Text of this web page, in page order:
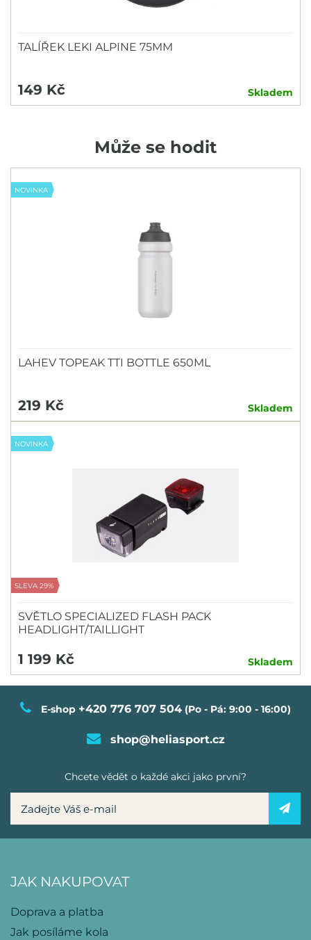
TALÍŘEK LEKI ALPINE 75MM
149 Kč Skladem
Může se hodit
NOVINKA
LAHEV TOPEAK TTI BOTTLE 650ML
219 Kč Skladem
NOVINKA
SLEVA 29%
SVĚTLO SPECIALIZED FLASH PACK
HEADLIGHT/TAILLIGHT
1 199 Kč Skladem
E-shop +420 776 707 504 (Po - Pá: 9:00 - 16:00)
shop@heliasport.cz
Chcete vědět o každé akci jako první?
JAK NAKUPOVAT
Doprava a platba
Jak posíláme kola